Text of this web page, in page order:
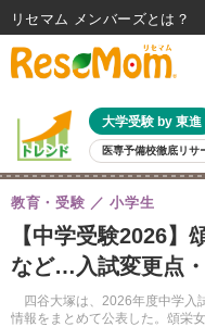
大学受験 by 東進
医専予備校徹底リサ
親子で考える大学選び 高校受
共通テスト 夏休み
8月開催イベント・WS 全国公
自由研究教材（小学生向け）
【中学受験2026】
など…入試変更点
四谷大塚は、2026年度中学入
情報をまとめて公表した。頌栄
教育・受験 小学生
リセマム メンバーズ